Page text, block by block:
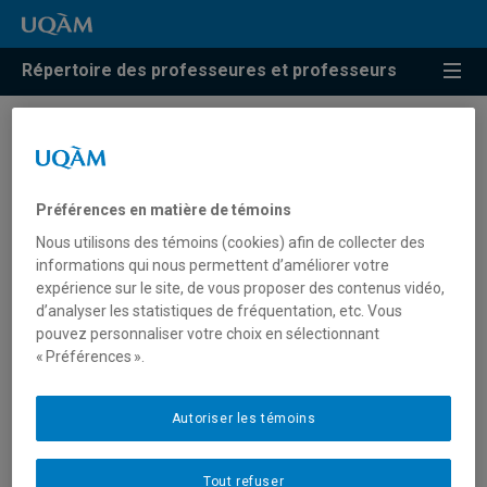
Répertoire des professeures et professeurs
Résultats de recherche pour
Kazemi Nojadeh, Nasser
kazemi_nojadeh.nasser@uqam.ca
Subsurface terrestre
Lazar, Cassandre
Préférences en matière de témoins
Nous utilisons des témoins (cookies) afin de collecter des
informations qui nous permettent d’améliorer votre
expérience sur le site, de vous proposer des contenus vidéo,
d’analyser les statistiques de fréquentation, etc. Vous
pouvez personnaliser votre choix en sélectionnant
« Préférences ».
Tout refuser
Autoriser les témoins